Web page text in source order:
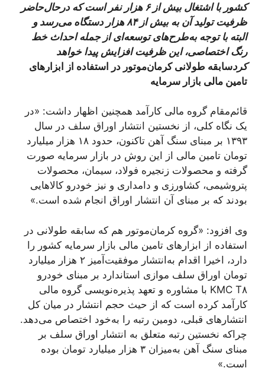
کشور با اشتغال بیش از ۶ هزار نفر است که درحال‌حاضر
ظرفیت تولید آن به بیش از ۸۴ هزار دستگاه می‌رسد و
البته با توجه به‌طرح‌های توسعه‌ای از جمله احداث خط
رنگ اختصاصی، این ظرفیت افزایش پیدا خواهد
کردسابقه طولانی کرمان‌موتور در استفاده از ابزارهای
تامین مالی بازار سرمایه
قائم‌مقام گروه مالی کارآمد همچنین اظهار داشت: «در
یک نگاه کلی، از نخستین انتشار اوراق سلف در سال
۱۳۹۳ بر مبنای سنگ آهن تاکنون، حدود ۱۸ هزار میلیارد
تومان تامین مالی از این روش در بازار سرمایه صورت
گرفته و محصولات زنجیره فولاد، سیمان، محصولات
پتروشیمی، کشاورزی و دامداری و نیز خودرو کالاهایی
بودند که بر مبنای آن انتشار اوراق انجام شده است.»
وی افزود: «گروه کرمان‌موتور هم که سابقه طولانی در
استفاده از ابزارهای تامین مالی بازار سرمایه کشور را
دارد، اخیرا اقدام به‌انتشار موفقیت‌آمیز ۲ هزار میلیارد
تومان اوراق سلف موازی استاندارد بر مبنای خودرو
KMC T۸ با مشاوره و تعهد پذیره‌نویسی گروه مالی
کارآمد کرده است که از حیث حجم انتشار در میان کل
انتشارهای قبلی، دومین رتبه را به‌خود اختصاص می‌دهد.
چراکه نخستین رتبه متعلق به انتشار اوراق سلف بر
مبنای سنگ آهن به‌میزان ۳ هزار میلیارد تومان بوده
است.»